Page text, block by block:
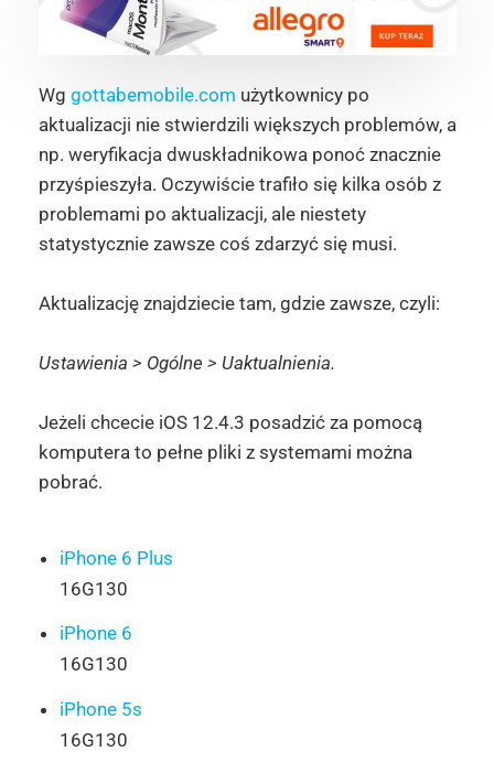
Wg gottabemobile.com użytkownicy po
aktualizacji nie stwierdzili większych problemów, a
np. weryfikacja dwuskładnikowa ponoć znacznie
przyśpieszyła. Oczywiście trafiło się kilka osób z
problemami po aktualizacji, ale niestety
statystycznie zawsze coś zdarzyć się musi.
Aktualizację znajdziecie tam, gdzie zawsze, czyli:
Ustawienia > Ogólne > Uaktualnienia.
Jeżeli chcecie iOS 12.4.3 posadzić za pomocą
komputera to pełne pliki z systemami można
pobrać.
iPhone 6 Plus
16G130
iPhone 6
16G130
iPhone 5s
16G130